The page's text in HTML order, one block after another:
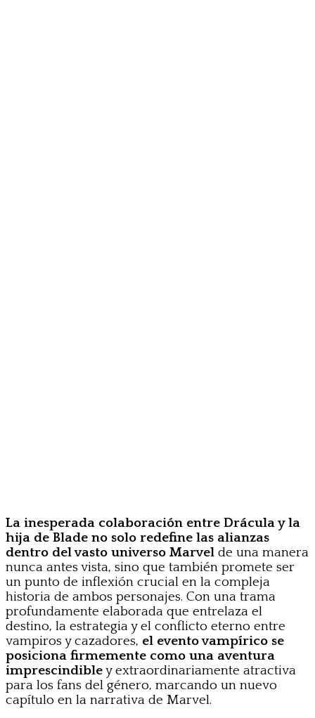
La inesperada colaboración entre Drácula y la
hija de Blade no solo redefine las alianzas
dentro del vasto universo Marvel de una manera
nunca antes vista, sino que también promete ser
un punto de inflexión crucial en la compleja
historia de ambos personajes. Con una trama
profundamente elaborada que entrelaza el
destino, la estrategia y el conflicto eterno entre
vampiros y cazadores, el evento vampírico se
posiciona firmemente como una aventura
imprescindibley extraordinariamente atractiva
para los fans del género, marcando un nuevo
capítulo en la narrativa de Marvel.